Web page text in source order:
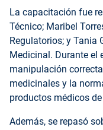
La capacitación fue
Técnico; Maribel
Regulatorios; y Tania
Medicinal. Durante el
manipulación
medicinales y la
productos médicos
Además, se repasó